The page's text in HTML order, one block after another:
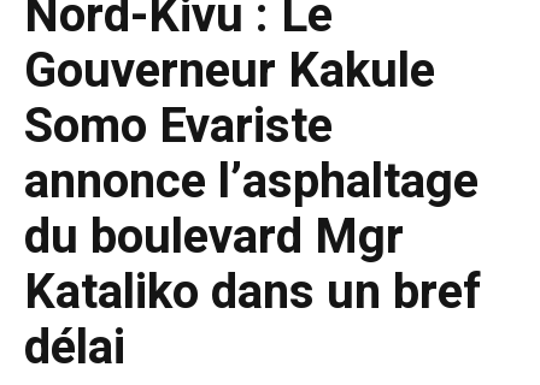
Nord-Kivu : Le
Gouverneur Kakule
Somo Evariste
annonce l’asphaltage
du boulevard Mgr
Kataliko dans un bref
délai